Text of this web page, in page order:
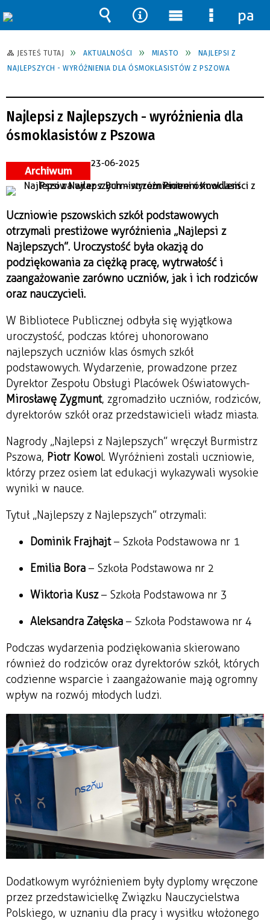
JESTEŚ TUTAJ AKTUALNOŚCI MIASTO
NAJLEPSI Z
NAJLEPSZYCH - WYRÓŻNIENIA DLA ÓSMOKLASISTÓW Z PSZOWA
Najlepsi z Najlepszych - wyróżnienia dla
ósmoklasistów z Pszowa
Archiwum
23-06-2025
Uczniowie pszowskich szkół podstawowych
otrzymali prestiżowe wyróżnienia „Najlepsi z
Najlepszych”. Uroczystość była okazją do
podziękowania za ciężką pracę, wytrwałość i
zaangażowanie zarówno uczniów, jak i ich rodziców
oraz nauczycieli.
W Bibliotece Publicznej odbyła się wyjątkowa
uroczystość, podczas której uhonorowano
najlepszych uczniów klas ósmych szkół
podstawowych. Wydarzenie, prowadzone przez
Dyrektor Zespołu Obsługi Placówek Oświatowych-
Mirosławę Zygmunt, zgromadziło uczniów, rodziców,
dyrektorów szkół oraz przedstawicieli władz miasta.
Nagrody „Najlepsi z Najlepszych” wręczył Burmistrz
Pszowa, Piotr Kowol. Wyróżnieni zostali uczniowie,
którzy przez osiem lat edukacji wykazywali wysokie
wyniki w nauce.
Tytuł „Najlepszy z Najlepszych” otrzymali:
Dominik Frajhajt– Szkoła Podstawowa nr 1
Emilia Bora – Szkoła Podstawowa nr 2
Wiktoria Kusz– Szkoła Podstawowa nr 3
Aleksandra Załęska – Szkoła Podstawowa nr 4
Podczas wydarzenia podziękowania skierowano
również do rodziców oraz dyrektorów szkół, których
codzienne wsparcie i zaangażowanie mają ogromny
wpływ na rozwój młodych ludzi.
Dodatkowym wyróżnieniem były dyplomy wręczone
przez przedstawicielkę Związku Nauczycielstwa
Polskiego, w uznaniu dla pracy i wysiłku włożonego
Wyszukiwarka
Narzędzia
Menu
główne
Menu